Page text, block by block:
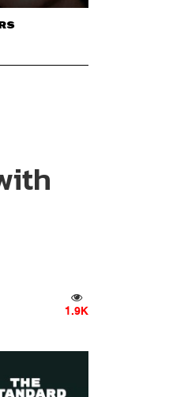
1.9K